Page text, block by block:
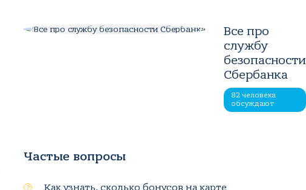
Все про
службу
безопасности
Сбербанка
82 человека
обсуждают
Частые вопросы
Как узнать, сколько бонусов на карте